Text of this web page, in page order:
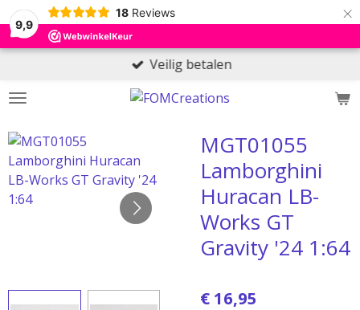
9,9
18 Reviews ×
Veilig betalen
MGT01055
Lamborghini
Huracan LB-
Works GT
Gravity '24 1:64
€ 16,95